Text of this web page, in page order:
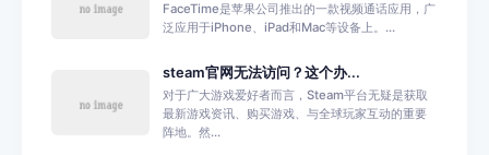
FaceTime是苹果公司推出的一款视频通话应用，广
泛应用于iPhone、iPad和Mac等设备上。...
steam官网无法访问？这个办...
对于广大游戏爱好者而言，Steam平台无疑是获取
最新游戏资讯、购买游戏、与全球玩家互动的重要
阵地。然...